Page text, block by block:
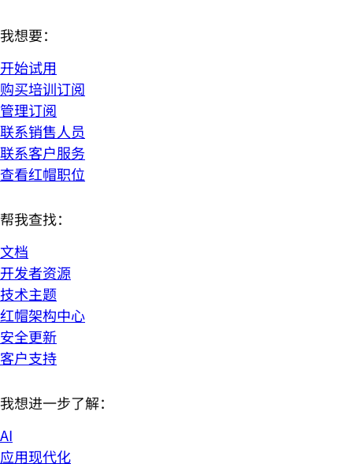
我想要：
开始试用
购买培训订阅
管理订阅
联系销售人员
联系客户服务
查看红帽职位
帮我查找：
文档
开发者资源
技术主题
红帽架构中心
安全更新
客户支持
我想进一步了解：
AI
应用现代化